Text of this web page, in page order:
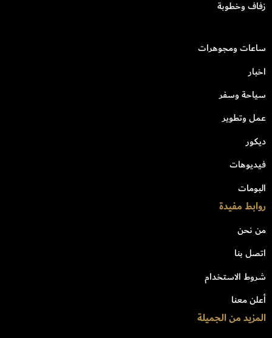
زفاف وخطوبة
ساعات ومجوهرات
اخبار
سياحة وسفر
عمل وتطوير
ديكور
فيديوهات
البومات
روابط مفيدة
من نحن
اتصل بنا
شروط الاستخدام
أعلن معنا
المزيد من الجميلة